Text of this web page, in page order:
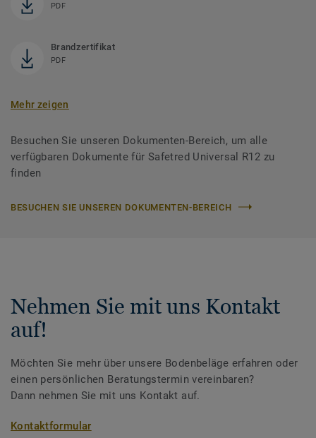
PDF
Brandzertifikat
PDF
Mehr zeigen
Besuchen Sie unseren Dokumenten-Bereich, um alle
verfügbaren Dokumente für Safetred Universal R12 zu
finden
BESUCHEN SIE UNSEREN DOKUMENTEN-BEREICH
Nehmen Sie mit uns Kontakt
auf!
Möchten Sie mehr über unsere Bodenbeläge erfahren oder
einen persönlichen Beratungstermin vereinbaren?
Dann nehmen Sie mit uns Kontakt auf.
Kontaktformular